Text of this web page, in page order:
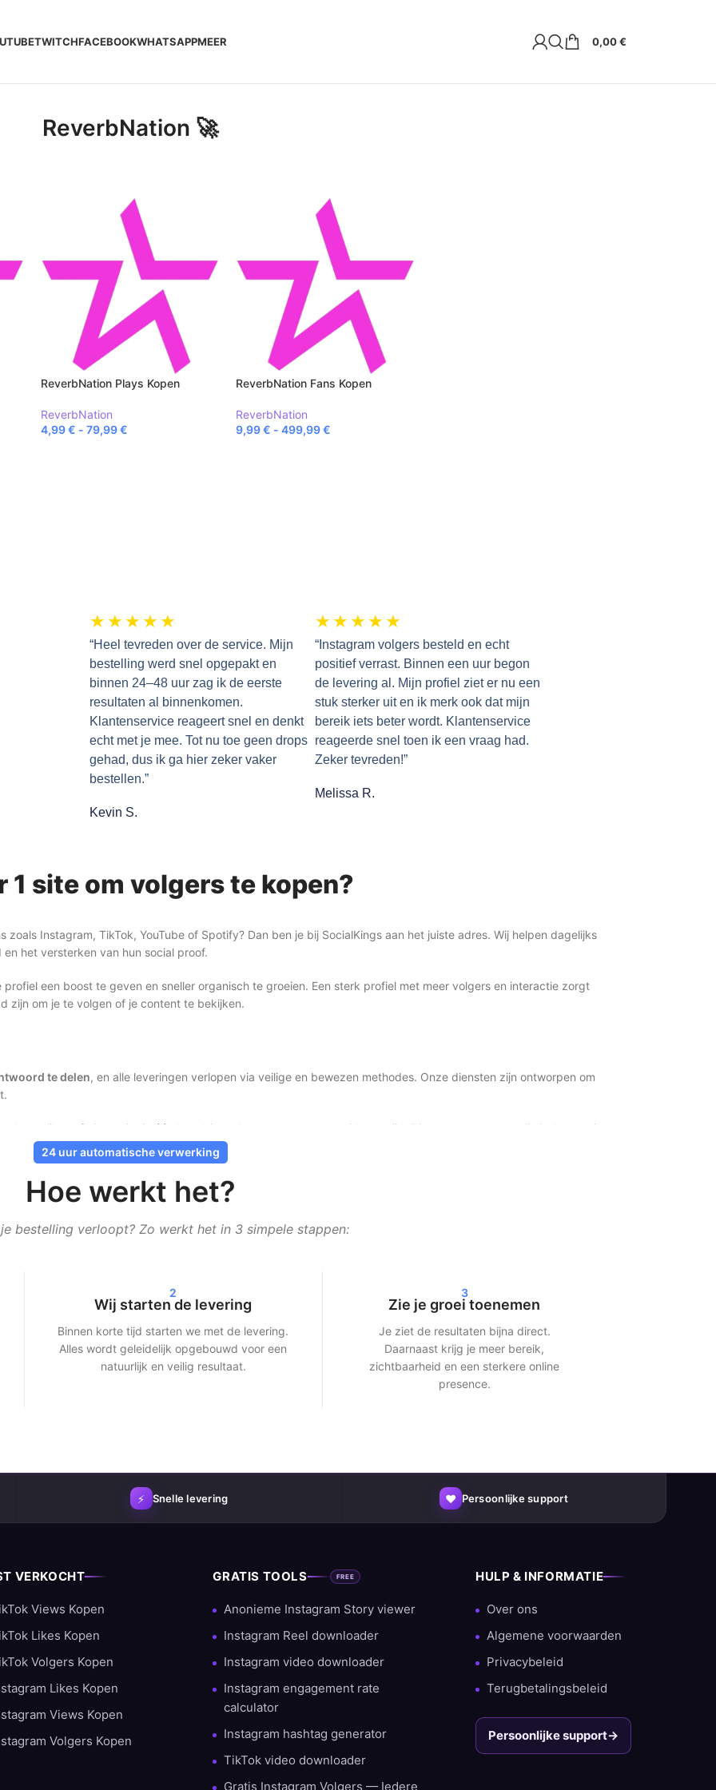
TWITCHFACEBOOKWHATSAPPMEER 0,00€
ReverbNation 🚀
ReverbNation Plays Kopen
ReverbNation
4,99€ - 79,99€
ReverbNation Fans Kopen
ReverbNation
9,99€ - 499,99€
★ ★ ★ ★ ★
“Heel tevreden over de service. Mijn
bestelling werd snel opgepakt en
binnen 24–48 uur zag ik de eerste
resultaten al binnenkomen.
Klantenservice reageert snel en denkt
echt met je mee. Tot nu toe geen drops
gehad, dus ik ga hier zeker vaker
bestellen.”
Kevin S.
★ ★ ★ ★ ★
“Instagram volgers besteld en echt
positief verrast. Binnen een uur begon
de levering al. Mijn profiel ziet er nu een
stuk sterker uit en ik merk ook dat mijn
bereik iets beter wordt. Klantenservice
reageerde snel toen ik een vraag had.
Zeker tevreden!”
Melissa R.
site om volgers te kopen?
Instagram, TikTok, YouTube of Spotify? Dan ben je bij SocialKings aan het juiste adres. Wij helpen dagelijks
het versterken van hun social proof.
een boost te geven en sneller organisch te groeien. Een sterk profiel met meer volgers en interactie zorgt
zijn om je te volgen of je content te bekijken.
te delen, en alle leveringen verlopen via veilige en bewezen methodes. Onze diensten zijn ontworpen om
likes of views niet in één keer binnenkomen, maar verspreid over tijd. Dit zorgt voor een realistische groei
— wij zorgen voor een snelle en efficiënte levering.
media
je profiel, maar ook voor meer bereik. Social media platforms tonen content sneller aan een groter publiek
en klanttevredenheid. Met duizenden succesvolle bestellingen en een groot percentage terugkerende
24 uur automatische verwerking
Hoe werkt het?
bestelling verloopt? Zo werkt het in 3 simpele stappen:
2
Wij starten de levering
Binnen korte tijd starten we met de levering.
Alles wordt geleidelijk opgebouwd voor een
natuurlijk en veilig resultaat.
3
Zie je groei toenemen
Je ziet de resultaten bijna direct.
Daarnaast krijg je meer bereik,
zichtbaarheid en een sterkere online
presence.
⚡ Snelle levering ♥ Persoonlijke support
VERKOCHT
Views Kopen
Likes Kopen
Volgers Kopen
Likes Kopen
Views Kopen
Volgers Kopen
GRATIS TOOLS FREE
Anonieme Instagram Story viewer
Instagram Reel downloader
Instagram video downloader
Instagram engagement rate
calculator
Instagram hashtag generator
TikTok video downloader
Gratis Instagram Volgers — Iedere
HULP & INFORMATIE
Over ons
Algemene voorwaarden
Privacybeleid
Terugbetalingsbeleid
Persoonlijke support→